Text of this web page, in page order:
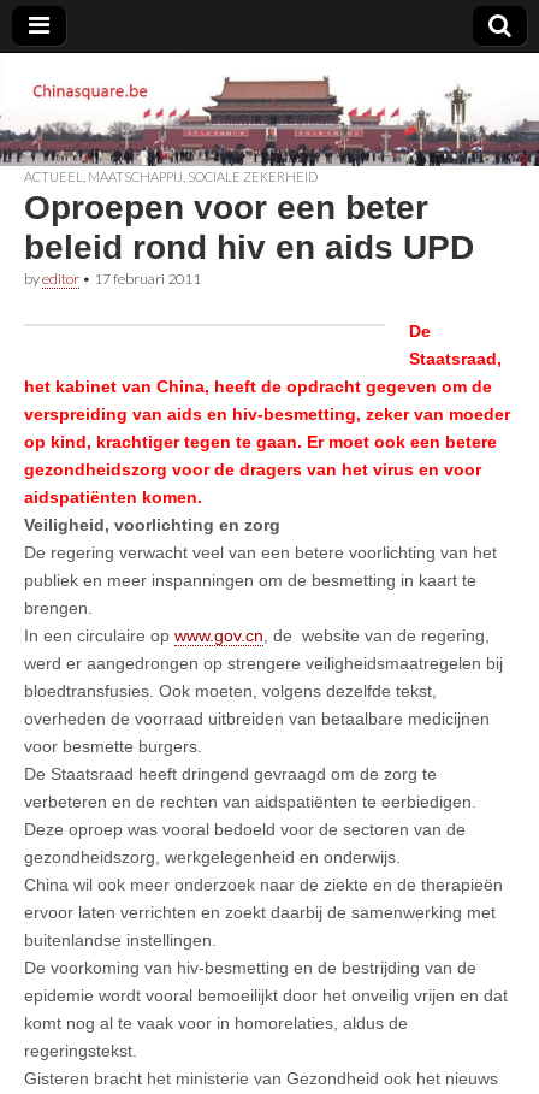
Chinasquare.be
ACTUEEL MAATSCHAPPIJ SOCIALE ZEKERHEID
Oproepen voor een beter
beleid rond hiv en aids UPD
byeditor • 17 februari 2011
De
Staatsraad,
het kabinet van China, heeft de opdracht gegeven om de
verspreiding van aids en hiv-besmetting, zeker van moeder
op kind, krachtiger tegen te gaan. Er moet ook een betere
gezondheidszorg voor de dragers van het virus en voor
aidspatiënten komen.
Veiligheid, voorlichting en zorg
De regering verwacht veel van een betere voorlichting van het
publiek en meer inspanningen om de besmetting in kaart te
brengen.
In een circulaire op www.gov.cn , de website van de regering,
werd er aangedrongen op strengere veiligheidsmaatregelen bij
bloedtransfusies. Ook moeten, volgens dezelfde tekst,
overheden de voorraad uitbreiden van betaalbare medicijnen
voor besmette burgers.
De Staatsraad heeft dringend gevraagd om de zorg te
verbeteren en de rechten van aidspatiënten te eerbiedigen.
Deze oproep was vooral bedoeld voor de sectoren van de
gezondheidszorg, werkgelegenheid en onderwijs.
China wil ook meer onderzoek naar de ziekte en de therapieën
ervoor laten verrichten en zoekt daarbij de samenwerking met
buitenlandse instellingen.
De voorkoming van hiv-besmetting en de bestrijding van de
epidemie wordt vooral bemoeilijkt door het onveilig vrijen en dat
komt nog al te vaak voor in homorelaties, aldus de
regeringstekst.
Gisteren bracht het ministerie van Gezondheid ook het nieuws